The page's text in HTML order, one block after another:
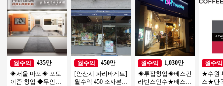
월수익
435만
◈서울 마포◈ 포토
이즘 창업 ◆무인사
월수익
450만
[안산시 파리바게트]
월수익 450 소자본으
월수익
1,030만
◈투잡창업◈베스킨
라빈스인수★배스킨
월수익
★수원
스★단